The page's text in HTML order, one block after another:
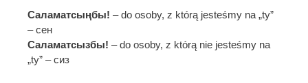
Саламатсыңбы! – do osoby, z którą jesteśmy na „ty”
– сен
Саламатсызбы! – do osoby, z którą nie jesteśmy na
„ty” – сиз